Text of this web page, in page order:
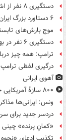
دستگیری ۸ نفر از اشرار مسلح شاخص و مرتبطین گروهک های تروریستی
۶ دستاورد بزرگ ایران در ۱۶۰ روز رهبری رهبر انقلاب
موج بارش‌های تابستانه در
دستگیری ۶ نفر در بهشهر به اتهام تشویش اذهان عمومی
ترامپ: همه چیز
درگیری لفظی
آهوی ایرانی
۸۰۰ سازۀ آمریکایی خاکستر شد
ونس: ایرانی‌ها
دردسر جدید برای
«کمانِ پرنده» چینی